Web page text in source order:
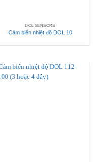
DOL SENSORS
Cảm biến nhiệt độ DOL 10